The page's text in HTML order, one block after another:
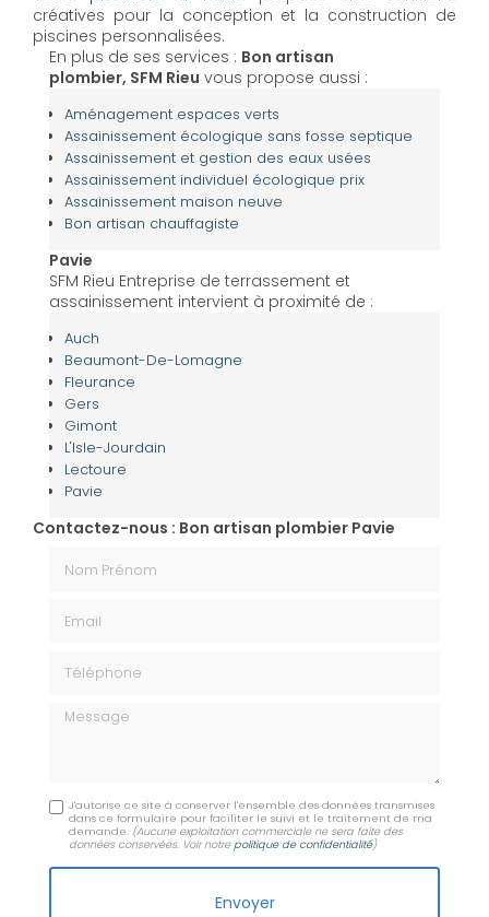
créatives pour la conception et la construction de
piscines personnalisées.
En plus de ses services : Bon artisan
plombier, SFM Rieu vous propose aussi :
Aménagement espaces verts
Assainissement écologique sans fosse septique
Assainissement et gestion des eaux usées
Assainissement individuel écologique prix
Assainissement maison neuve
Bon artisan chauffagiste
Pavie
SFM Rieu Entreprise de terrassement et
assainissement intervient à proximité de :
Auch
Beaumont-De-Lomagne
Fleurance
Gers
Gimont
L'Isle-Jourdain
Lectoure
Pavie
Contactez-nous : Bon artisan plombier Pavie
Message
J'autorise ce site à conserver l'ensemble des données transmises
dans ce formulaire pour faciliter le suivi et le traitement de ma
demande. (Aucune exploitation commerciale ne sera faite des
données conservées. Voir notrepolitique de confidentialité)